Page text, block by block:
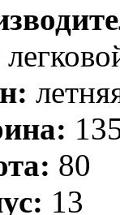
80
13